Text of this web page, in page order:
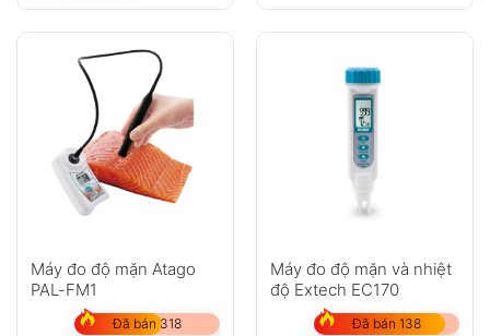
Không có bình luận nào
Máy đo độ mặn Atago
PAL-FM1
Đã bán 318
Máy đo độ mặn và nhiệt
độ Extech EC170
Đã bán 138